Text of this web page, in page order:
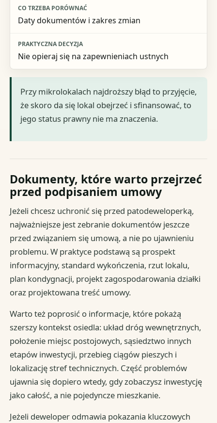
Daty dokumentów i zakres zmian
Nie opieraj się na zapewnieniach ustnych
Przy mikrolokalach najdroższy błąd to przyjęcie,
że skoro da się lokal obejrzeć i sfinansować, to
jego status prawny nie ma znaczenia.
Dokumenty, które warto przejrzeć
przed podpisaniem umowy
Jeżeli chcesz uchronić się przed patodeweloperką,
najważniejsze jest zebranie dokumentów jeszcze
przed związaniem się umową, a nie po ujawnieniu
problemu. W praktyce podstawą są prospekt
informacyjny, standard wykończenia, rzut lokalu,
plan kondygnacji, projekt zagospodarowania działki
oraz projektowana treść umowy.
Warto też poprosić o informacje, które pokażą
szerszy kontekst osiedla: układ dróg wewnętrznych,
położenie miejsc postojowych, sąsiedztwo innych
etapów inwestycji, przebieg ciągów pieszych i
lokalizację stref technicznych. Część problemów
ujawnia się dopiero wtedy, gdy zobaczysz inwestycję
jako całość, a nie pojedyncze mieszkanie.
Jeżeli deweloper odmawia pokazania kluczowych